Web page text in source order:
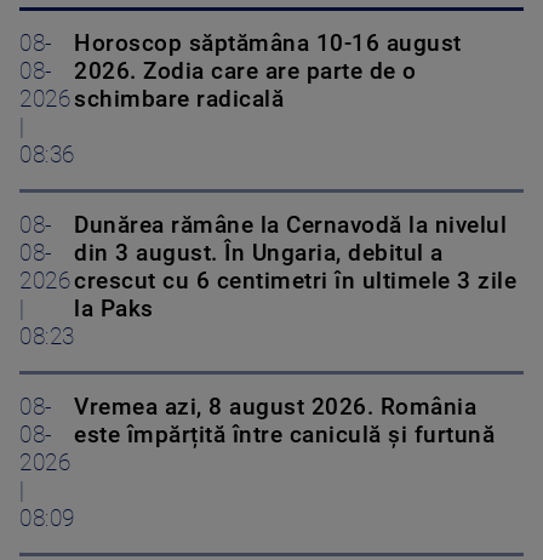
08-
08-
2026
08:36
Horoscop săptămâna 10-16 august
2026. Zodia care are parte de o
schimbare radicală
08-
08-
2026
08:23
Dunărea rămâne la Cernavodă la nivelul
din 3 august. În Ungaria, debitul a
crescut cu 6 centimetri în ultimele 3 zile
la Paks
08-
08-
2026
08:09
Vremea azi, 8 august 2026. România
este împărțită între caniculă și furtună